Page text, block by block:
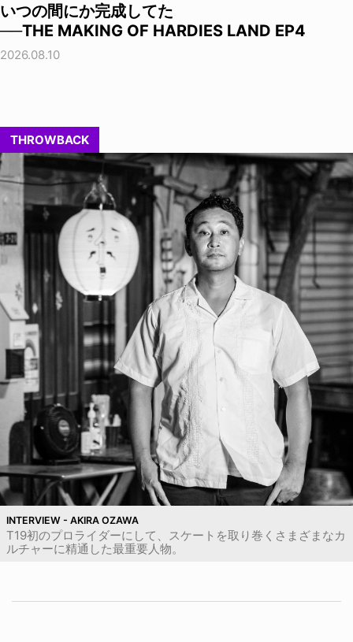
いつの間にか完成してた
──THE MAKING OF HARDIES LAND EP4
2026.08.10
THROWBACK
INTERVIEW - AKIRA OZAWA
T19初のプロライダーにして、スケートを取り巻くさまざまなカ
ルチャーに精通した最重要人物。